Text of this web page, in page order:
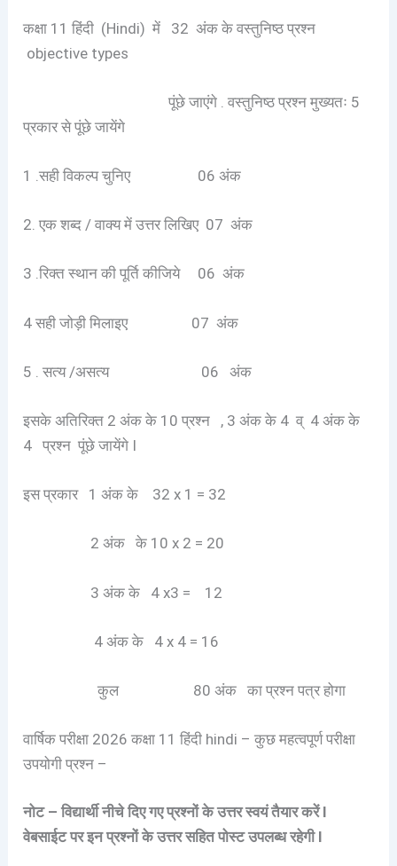
कक्षा 11 हिंदी (Hindi) में 32 अंक के वस्तुनिष्ठ प्रश्न
objective types
पूंछे जाएंगे . वस्तुनिष्ठ प्रश्न मुख्यतः 5
प्रकार से पूंछे जायेंगे
1 .सही विकल्प चुनिए 06 अंक
2. एक शब्द / वाक्य में उत्तर लिखिए 07 अंक
3 .रिक्त स्थान की पूर्ति कीजिये 06 अंक
4 सही जोड़ी मिलाइए 07 अंक
5 . सत्य /असत्य 06 अंक
इसके अतिरिक्त 2 अंक के 10 प्रश्न , 3 अंक के 4 व् 4 अंक के
4 प्रश्न पूंछे जायेंगे I
इस प्रकार 1 अंक के 32 x 1 = 32
2 अंक के 10 x 2 = 20
3 अंक के 4 x3 = 12
4 अंक के 4 x 4 = 16
कुल 80 अंक का प्रश्न पत्र होगा
वार्षिक परीक्षा 2026 कक्षा 11 हिंदी hindi – कुछ महत्वपूर्ण परीक्षा
उपयोगी प्रश्न –
नोट – विद्यार्थी नीचे दिए गए प्रश्नों के उत्तर स्वयं तैयार करें I
वेबसाईट पर इन प्रश्नों के उत्तर सहित पोस्ट उपलब्ध रहेगी I